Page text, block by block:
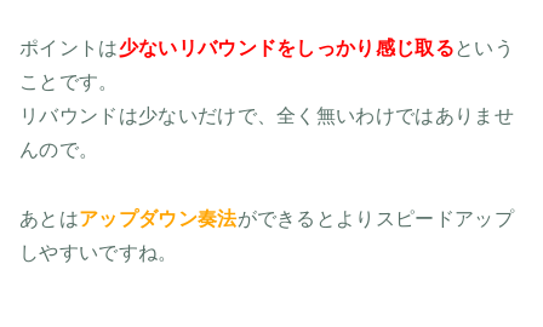
ポイントは少ないリバウンドをしっかり感じ取るという
ことです。
リバウンドは少ないだけで、全く無いわけではありませ
んので。
あとはアップダウン奏法ができるとよりスピードアップ
しやすいですね。